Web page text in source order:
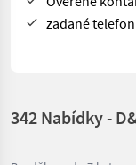
zadané
342 Nabídky -